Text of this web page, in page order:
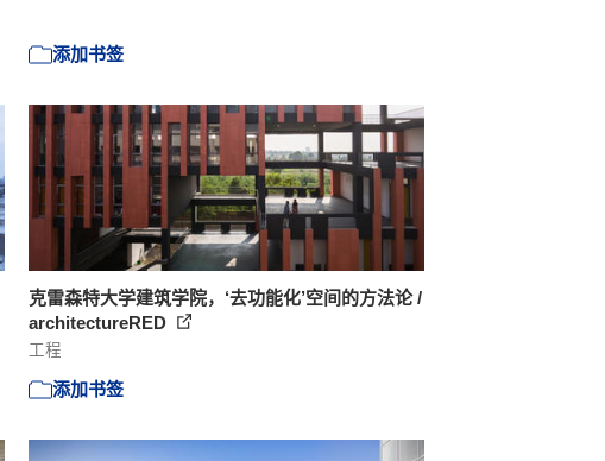
添加书签
克雷森特大学建筑学院，‘去功能化’空间的方法论 /
architectureRED
工程
添加书签